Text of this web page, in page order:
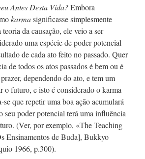
Antes Desta Vida?Embora
karmasignificasse simplesmente
da causação, ele veio a ser
uma espécie de poder potencial
de cada ato feito no passado. Quer
de todos os atos passados é bem ou é
dependendo do ato, e tem um
o futuro, e isto é considerado o karma
seque repetir uma boa ação acumulará
seu poder potencial terá uma influência
(Ver, por exemplo, «The Teaching
Ensinamentos de Buda], Bukkyo
1966, p.300).